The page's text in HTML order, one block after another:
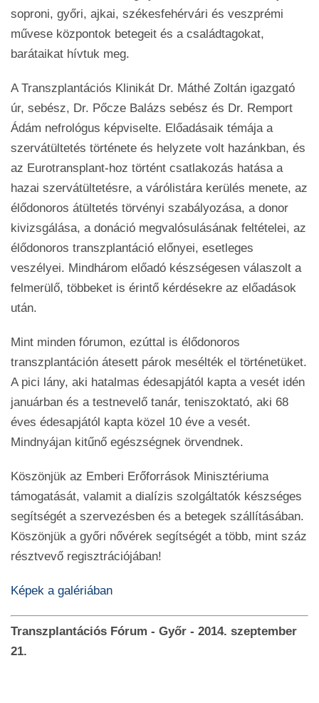
soproni, győri, ajkai, székesfehérvári és veszprémi
művese központok betegeit és a családtagokat,
barátaikat hívtuk meg.
A Transzplantációs Klinikát Dr. Máthé Zoltán igazgató
úr, sebész, Dr. Pőcze Balázs sebész és Dr. Remport
Ádám nefrológus képviselte. Előadásaik témája a
szervátültetés története és helyzete volt hazánkban, és
az Eurotransplant-hoz történt csatlakozás hatása a
hazai szervátültetésre, a várólistára kerülés menete, az
élődonoros átültetés törvényi szabályozása, a donor
kivizsgálása, a donáció megvalósulásának feltételei, az
élődonoros transzplantáció előnyei, esetleges
veszélyei. Mindhárom előadó készségesen válaszolt a
felmerülő, többeket is érintő kérdésekre az előadások
után.
Mint minden fórumon, ezúttal is élődonoros
transzplantáción átesett párok mesélték el történetüket.
A pici lány, aki hatalmas édesapjától kapta a vesét idén
januárban és a testnevelő tanár, teniszoktató, aki 68
éves édesapjától kapta közel 10 éve a vesét.
Mindnyájan kitűnő egészségnek örvendnek.
Köszönjük az Emberi Erőforrások Minisztériuma
támogatását, valamit a dialízis szolgáltatók készséges
segítségét a szervezésben és a betegek szállításában.
Köszönjük a győri nővérek segítségét a több, mint száz
résztvevő regisztrációjában!
Képek a galériában
Transzplantációs Fórum - Győr - 2014. szeptember
21.